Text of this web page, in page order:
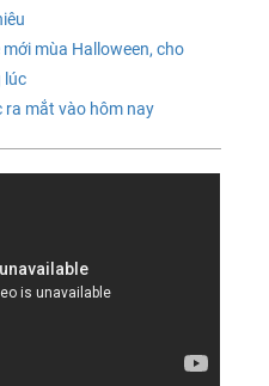
mùa Halloween, cho
lúc
ra mắt vào hôm nay